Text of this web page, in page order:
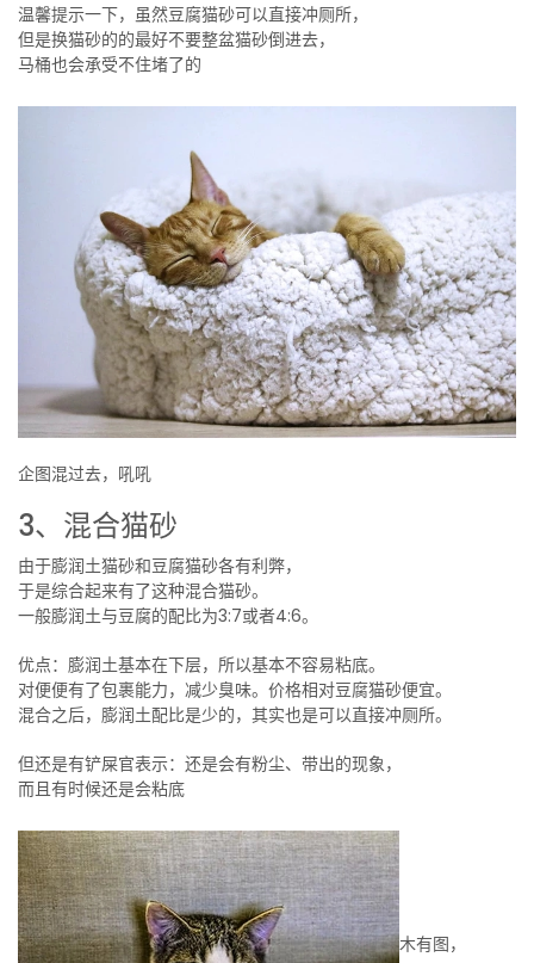
温馨提示一下，虽然豆腐猫砂可以直接冲厕所，
但是换猫砂的的最好不要整盆猫砂倒进去，
马桶也会承受不住堵了的
企图混过去，吼吼
3、混合猫砂
由于膨润土猫砂和豆腐猫砂各有利弊，
于是综合起来有了这种混合猫砂。
一般膨润土与豆腐的配比为3:7或者4:6。
优点：膨润土基本在下层，所以基本不容易粘底。
对便便有了包裹能力，减少臭味。价格相对豆腐猫砂便宜。
混合之后，膨润土配比是少的，其实也是可以直接冲厕所。
但还是有铲屎官表示：还是会有粉尘、带出的现象，
而且有时候还是会粘底
木有图，